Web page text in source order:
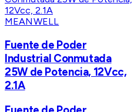
MEANWELL
Fuente de Poder
Industrial Conmutada
25W de Potencia, 12Vcc,
2.1A